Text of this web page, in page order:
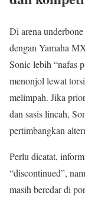
Di arena
dengan Yamaha
Sonic lebih “nafas
menonjol lewat
melimpah. Jika
dan sasis lincah,
pertimbangkan
Perlu dicatat,
“discontinued”,
masih beredar di